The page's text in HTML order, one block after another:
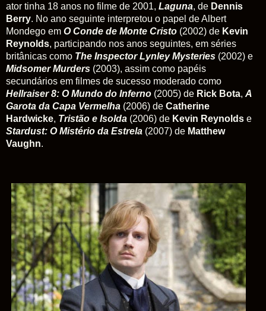
ator tinha 18 anos no filme de 2001, Laguna, de Dennis
Berry. No ano seguinte interpretou o papel de Albert
Mondego em O Conde de Monte Cristo (2002) de Kevin
Reynolds, participando nos anos seguintes, em séries
britânicas como The Inspector Lynley Mysteries (2002) e
Midsomer Murders (2003), assim como papéis
secundários em filmes de sucesso moderado como
Hellraiser 8: O Mundo do Inferno (2005) de Rick Bota, A
Garota da Capa Vermelha (2006) de Catherine
Hardwicke, Tristão e Isolda (2006) de Kevin Reynolds e
Stardust: O Mistério da Estrela (2007) de Matthew
Vaughn.